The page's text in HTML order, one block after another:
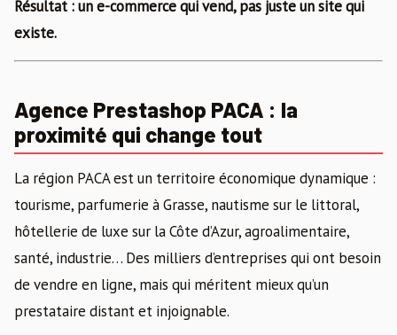
Résultat : un e-commerce qui vend, pas juste un site qui
existe.
Agence Prestashop PACA : la
proximité qui change tout
La région PACA est un territoire économique dynamique :
tourisme, parfumerie à Grasse, nautisme sur le littoral,
hôtellerie de luxe sur la Côte d’Azur, agroalimentaire,
santé, industrie… Des milliers d’entreprises qui ont besoin
de vendre en ligne, mais qui méritent mieux qu’un
prestataire distant et injoignable.